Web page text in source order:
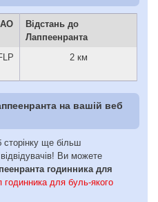
Відстань до
Лаппеенранта
2 км
на вашій веб
сторінку ще більш
Ви можете
годинника для
годинника для буль-якого